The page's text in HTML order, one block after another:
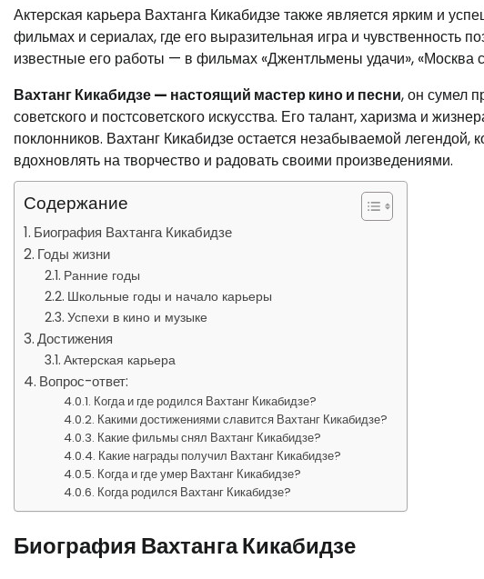
Актерская карьера Вахтанга Кикабидзе также является ярким и
фильмах и сериалах, где его выразительная игра и
известные его работы — в фильмах «Джентльмены удачи», «Москва
Вахтанг Кикабидзе — настоящий мастер кино и песни, он сумел
советского и постсоветского искусства. Его талант, харизма и
поклонников. Вахтанг Кикабидзе остается незабываемой
вдохновлять на творчество и радовать своими произведениями.
Содержание
Биография Вахтанга Кикабидзе
Годы жизни
Ранние годы
Школьные годы и начало карьеры
Успехи в кино и музыке
Достижения
Актерская карьера
Вопрос-ответ:
Когда и где родился Вахтанг Кикабидзе?
Какими достижениями славится Вахтанг Кикабидзе?
Какие фильмы снял Вахтанг Кикабидзе?
Какие награды получил Вахтанг Кикабидзе?
Когда и где умер Вахтанг Кикабидзе?
Когда родился Вахтанг Кикабидзе?
Биография Вахтанга Кикабидзе